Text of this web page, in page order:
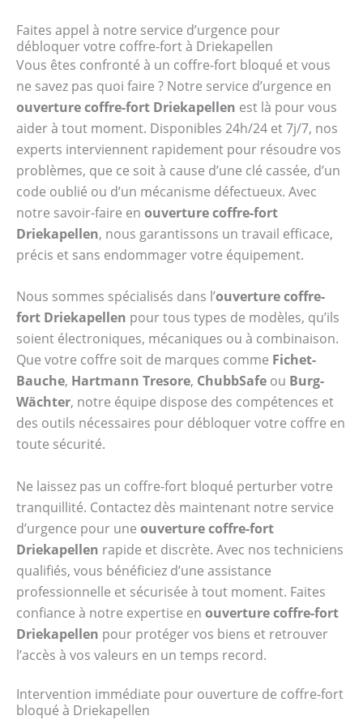
Faites appel à notre service d’urgence pour
débloquer votre coffre-fort à Driekapellen
Vous êtes confronté à un coffre-fort bloqué et vous
ne savez pas quoi faire ? Notre service d’urgence en
ouverture coffre-fort Driekapellen est là pour vous
aider à tout moment. Disponibles 24h/24 et 7j/7, nos
experts interviennent rapidement pour résoudre vos
problèmes, que ce soit à cause d’une clé cassée, d’un
code oublié ou d’un mécanisme défectueux. Avec
notre savoir-faire en ouverture coffre-fort
Driekapellen, nous garantissons un travail efficace,
précis et sans endommager votre équipement.
Nous sommes spécialisés dans l’ouverture coffre-
fort Driekapellen pour tous types de modèles, qu’ils
soient électroniques, mécaniques ou à combinaison.
Que votre coffre soit de marques comme Fichet-
Bauche, Hartmann Tresore, ChubbSafe ou Burg-
Wächter, notre équipe dispose des compétences et
des outils nécessaires pour débloquer votre coffre en
toute sécurité.
Ne laissez pas un coffre-fort bloqué perturber votre
tranquillité. Contactez dès maintenant notre service
d’urgence pour une ouverture coffre-fort
Driekapellen rapide et discrète. Avec nos techniciens
qualifiés, vous bénéficiez d’une assistance
professionnelle et sécurisée à tout moment. Faites
confiance à notre expertise en ouverture coffre-fort
Driekapellen pour protéger vos biens et retrouver
l’accès à vos valeurs en un temps record.
Intervention immédiate pour ouverture de coffre-fort
bloqué à Driekapellen